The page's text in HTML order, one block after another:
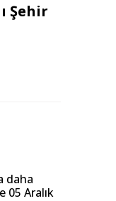
Şehir
daha
05 Aralık